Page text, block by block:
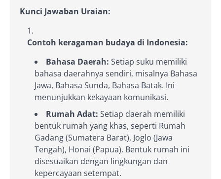
Kunci Jawaban Uraian:
Contoh keragaman budaya di Indonesia:
Bahasa Daerah: Setiap suku memiliki
bahasa daerahnya sendiri, misalnya Bahasa
Jawa, Bahasa Sunda, Bahasa Batak. Ini
menunjukkan kekayaan komunikasi.
Rumah Adat: Setiap daerah memiliki
bentuk rumah yang khas, seperti Rumah
Gadang (Sumatera Barat), Joglo (Jawa
Tengah), Honai (Papua). Bentuk rumah ini
disesuaikan dengan lingkungan dan
kepercayaan setempat.